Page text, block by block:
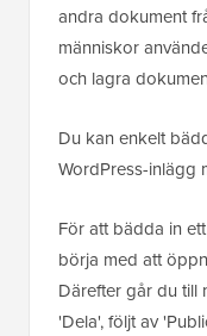
andra dokument
människor
och lagra
Du kan enkelt
WordPress-inlägg
För att bädda in
börja med att
Därefter går du till
'Dela', följt av